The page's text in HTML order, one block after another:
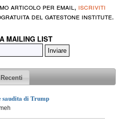
articolo per email, iscriviti
del gatestone institute.
MAILING LIST
di Trump